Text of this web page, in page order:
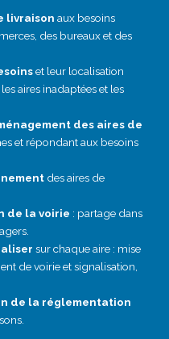
livraison aux besoins
des bureaux et des
et leur localisation
aires inadaptées et les
des aires de
et répondant aux besoins
des aires de
de la voirie : partage dans
sur chaque aire : mise
de voirie et signalisation,
de la réglementation